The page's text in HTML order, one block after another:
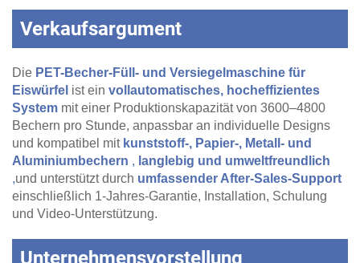
Verkaufsargument
Die PET-Becher-Füll- und Versiegelmaschine für
Eiswürfel ist ein vollautomatisches, hocheffizientes
System mit einer Produktionskapazität von 3600–4800
Bechern pro Stunde, anpassbar an individuelle Designs
und kompatibel mit kunststoff-, Papier-, Metall- und
Aluminiumbechern , langlebig und umweltfreundlich
,und unterstützt durch umfassender After-Sales-Support
einschließlich 1-Jahres-Garantie, Installation, Schulung
und Video-Unterstützung.
Unternehmensvorstellung